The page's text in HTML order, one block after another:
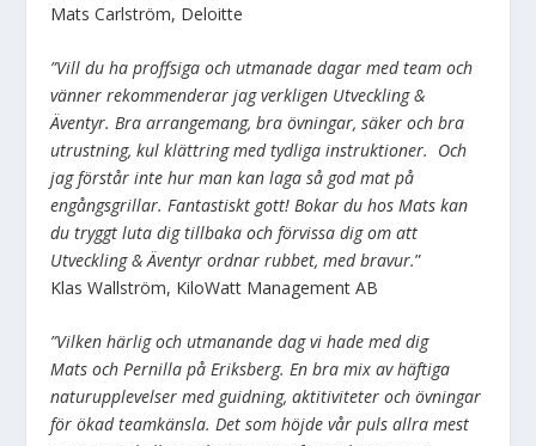
Mats Carlström, Deloitte
”Vill du ha proffsiga och utmanade dagar med team och
vänner rekommenderar jag verkligen Utveckling &
Äventyr. Bra arrangemang, bra övningar, säker och bra
utrustning, kul klättring med tydliga instruktioner. Och
jag förstår inte hur man kan laga så god mat på
engångsgrillar. Fantastiskt gott! Bokar du hos Mats kan
du tryggt luta dig tillbaka och förvissa dig om att
Utveckling & Äventyr ordnar rubbet, med bravur.”
Klas Wallström, KiloWatt Management AB
”Vilken härlig och utmanande dag vi hade med dig
Mats och Pernilla på Eriksberg. En bra mix av häftiga
naturupplevelser med guidning, aktitiviteter och övningar
för ökad teamkänsla. Det som höjde vår puls allra mest